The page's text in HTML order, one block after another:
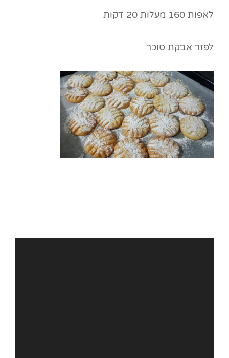
לאפות 160 מעלות 20 דקות
לפזר אבקת סוכר